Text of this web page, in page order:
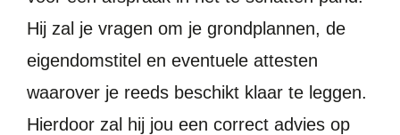
Hij zal je vragen om je grondplannen, de
eigendomstitel en eventuele attesten
waarover je reeds beschikt klaar te leggen.
Hierdoor zal hij jou een correct advies op